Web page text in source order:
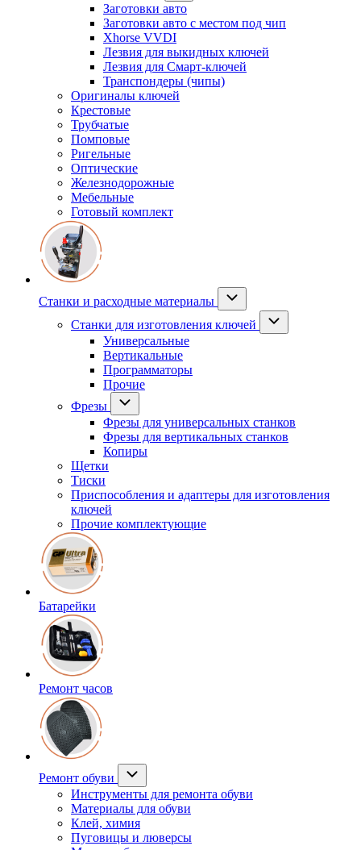
Заготовки авто
Заготовки авто с местом под чип
Xhorse VVDI
Лезвия для выкидных ключей
Лезвия для Смарт-ключей
Транспондеры (чипы)
Оригиналы ключей
Крестовые
Трубчатые
Помповые
Ригельные
Оптические
Железнодорожные
Мебельные
Готовый комплект
Станки и расходные материалы
Станки для изготовления ключей
Универсальные
Вертикальные
Программаторы
Прочие
Фрезы
Фрезы для универсальных станков
Фрезы для вертикальных станков
Копиры
Щетки
Тиски
Приспособления и адаптеры для изготовления
ключей
Прочие комплектующие
Батарейки
Ремонт часов
Ремонт обуви
Инструменты для ремонта обуви
Материалы для обуви
Клей, химия
Пуговицы и люверсы